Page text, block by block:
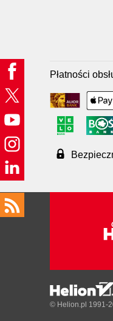
Płatności
© Helion.pl 1991-